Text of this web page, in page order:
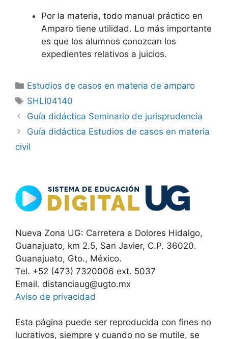
Por la materia, todo manual práctico en
Amparo tiene utilidad. Lo más importante
es que los alumnos conozcan los
expedientes relativos a juicios.
Categorías
Estudios de casos en materia de amparo
Etiquetas
SHLI04140
Guía didáctica Seminario de jurisprudencia
Guía didáctica Estudios de casos en materia
civil
Nueva Zona UG: Carretera a Dolores Hidalgo,
Guanajuato, km 2.5, San Javier, C.P. 36020.
Guanajuato, Gto., México.
Tel. +52 (473) 7320006 ext. 5037
Email. distanciaug@ugto.mx
Aviso de privacidad
Esta página puede ser reproducida con fines no
lucrativos, siempre y cuando no se mutile, se